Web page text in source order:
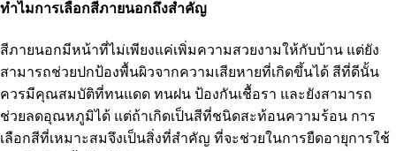
ทำไมการเลือกสีภายนอกถึงสำคัญ
สีภายนอกมีหน้าที่ไม่เพียงแค่เพิ่มความสวยงามให้กับบ้าน แต่ยัง
สามารถช่วยปกป้องพื้นผิวจากความเสียหายที่เกิดขึ้นได้ สีที่ดีนั้น
ควรมีคุณสมบัติที่ทนแดด ทนฝน ป้องกันเชื้อรา และยังสามารถ
ช่วยลดอุณหภูมิได้ แต่ถ้าเกิดเป็นสีที่ชนิดสะท้อนความร้อน การ
เลือกสีที่เหมาะสมจึงเป็นสิ่งที่สำคัญ ที่จะช่วยในการยืดอายุการใช้